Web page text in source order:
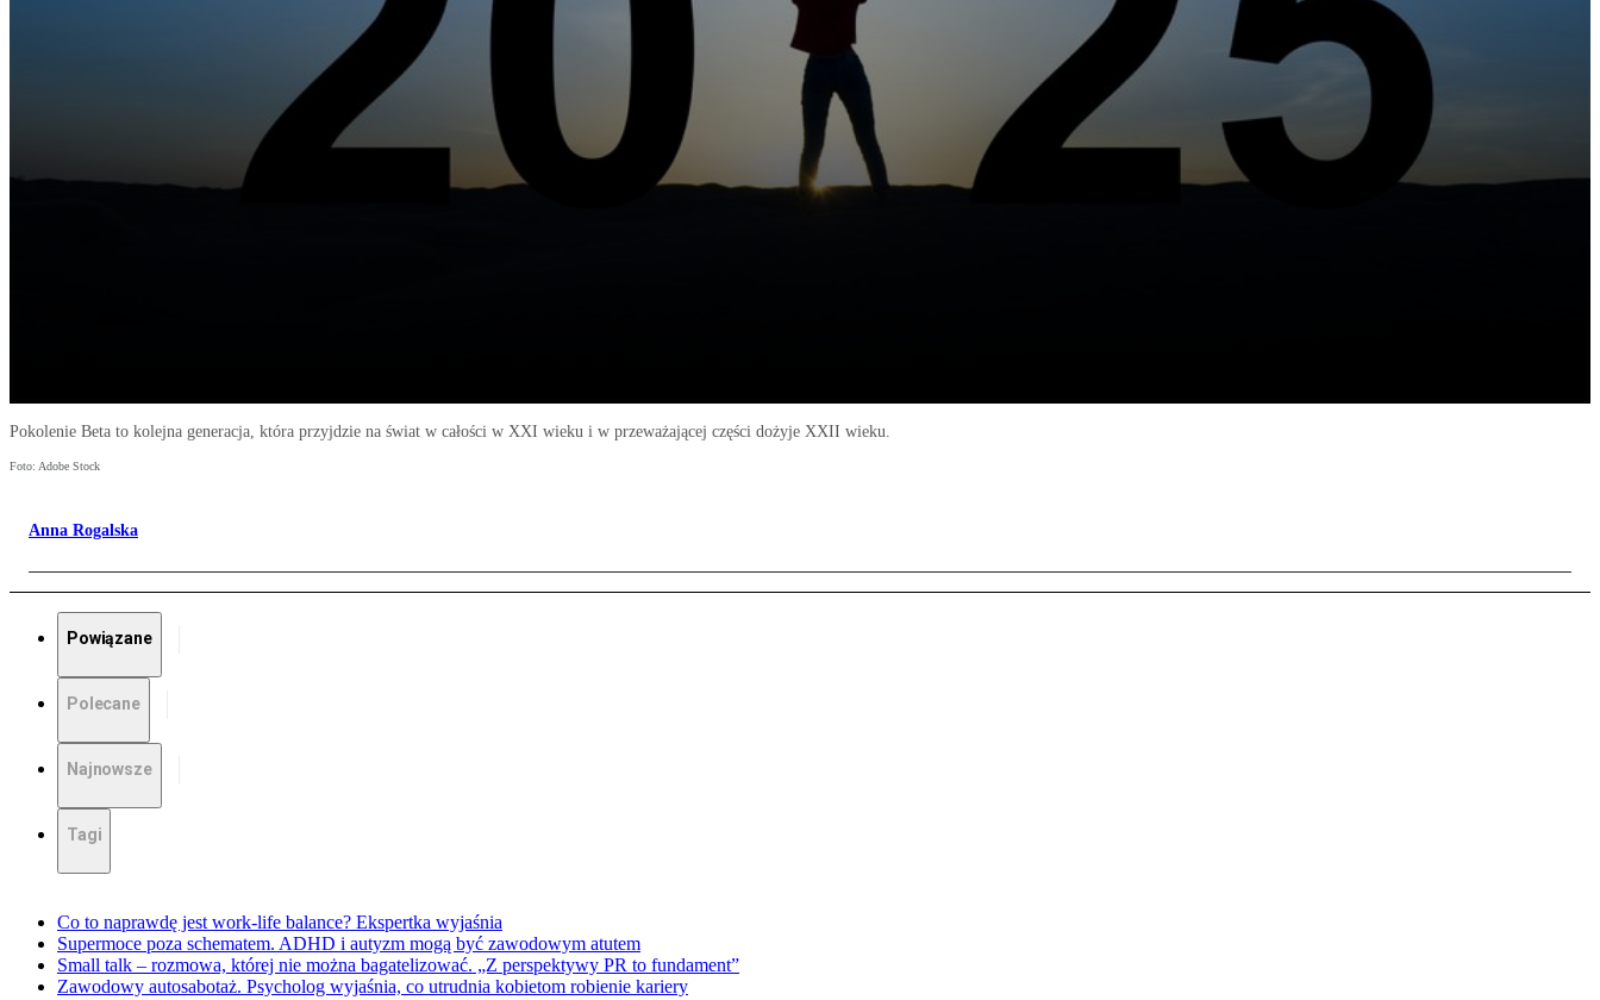
Pokolenie Beta to kolejna generacja, która przyjdzie na świat w całości w XXI wieku i w przeważającej części dożyje XXII wieku.
Foto: Adobe Stock
Anna Rogalska
Powiązane
Polecane
Najnowsze
Tagi
Co to naprawdę jest work-life balance? Ekspertka wyjaśnia
Supermoce poza schematem. ADHD i autyzm mogą być zawodowym atutem
Small talk – rozmowa, której nie można bagatelizować. „Z perspektywy PR to fundament”
Zawodowy autosabotaż. Psycholog wyjaśnia, co utrudnia kobietom robienie kariery